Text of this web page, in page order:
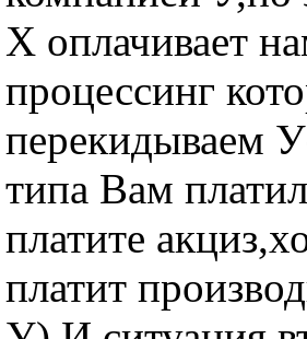
Х оплачивает
процессинг
перекидываем
типа Вам
платите
платит